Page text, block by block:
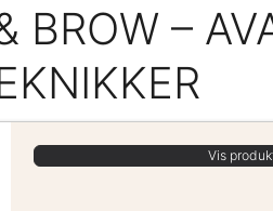
BROW –
Vis